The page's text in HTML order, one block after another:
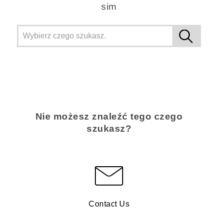
sim
Nie możesz znaleźć tego czego
szukasz?
Contact Us